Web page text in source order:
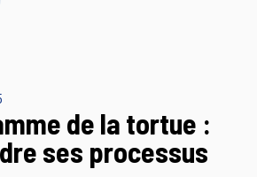
de la tortue :
ses processus